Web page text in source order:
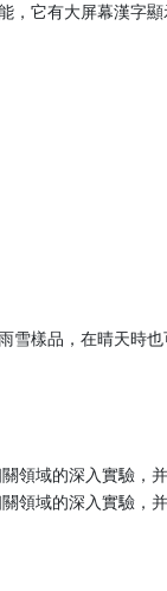
它有大屏幕漢字
樣品，在晴天時
領域的深入實驗，
領域的深入實驗，